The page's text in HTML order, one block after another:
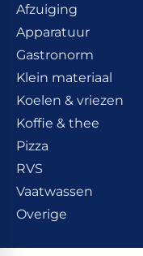
Afzuiging
Apparatuur
Gastronorm
Klein materiaal
Koelen & vriezen
Koffie & thee
Pizza
RVS
Vaatwassen
Overige